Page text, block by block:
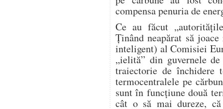
compensa penuria de
Ce au făcut
Ținând neapărat să
inteligent) al Comisiei
„ielită” din guvernele
traiectorie de închidere
termocentralele pe
sunt în funcțiune două
cât o să mai dureze,